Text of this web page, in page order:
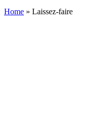
Home » Laissez-faire